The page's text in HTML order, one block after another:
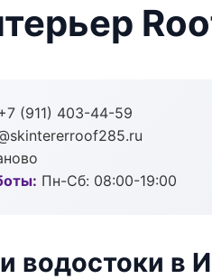
(911) 403-44-59
Пн-Сб: 08:00-19:00
водостоки в